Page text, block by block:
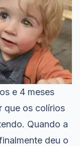
e 4 meses
que os colírios
Quando a
deu o